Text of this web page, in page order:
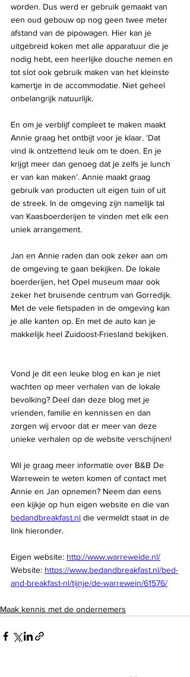
worden. Dus werd er gebruik gemaakt van
een oud gebouw op nog geen twee meter
afstand van de pipowagen. Hier kan je
uitgebreid koken met alle apparatuur die je
nodig hebt, een heerlijke douche nemen en
tot slot ook gebruik maken van het kleinste
kamertje in de accommodatie. Niet geheel
onbelangrijk natuurlijk.
En om je verblijf compleet te maken maakt
Annie graag het ontbijt voor je klaar. ‘Dat
vind ik ontzettend leuk om te doen. En je
krijgt meer dan genoeg dat je zelfs je lunch
er van kan maken’. Annie maakt graag
gebruik van producten uit eigen tuin of uit
de streek. In de omgeving zijn namelijk tal
van Kaasboerderijen te vinden met elk een
uniek arrangement.
Jan en Annie raden dan ook zeker aan om
de omgeving te gaan bekijken. De lokale
boerderijen, het Opel museum maar ook
zeker het bruisende centrum van Gorredijk.
Met de vele fietspaden in de omgeving kan
je alle kanten op. En met de auto kan je
makkelijk heel Zuidoost-Friesland bekijken.
Vond je dit een leuke blog en kan je niet
wachten op meer verhalen van de lokale
bevolking? Deel dan deze blog met je
vrienden, familie en kennissen en dan
zorgen wij ervoor dat er meer van deze
unieke verhalen op de website verschijnen!
Wil je graag meer informatie over B&B De
Warrewein te weten komen of contact met
Annie en Jan opnemen? Neem dan eens
een kijkje op hun eigen website en die van
bedandbreakfast.nl die vermeldt staat in de
link hieronder.
Eigen website: http://www.warreweide.nl/
Website: https://www.bedandbreakfast.nl/bed-
and-breakfast-nl/tijnje/de-warrewein/61576/
Maak kennis met de ondernemers